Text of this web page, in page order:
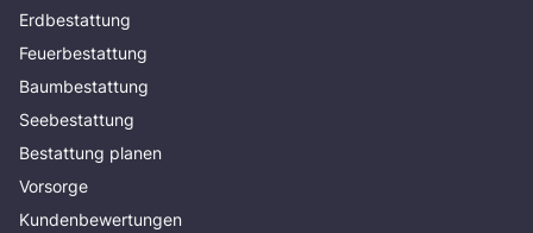
Erdbestattung
Feuerbestattung
Baumbestattung
Seebestattung
Bestattung planen
Vorsorge
Kundenbewertungen